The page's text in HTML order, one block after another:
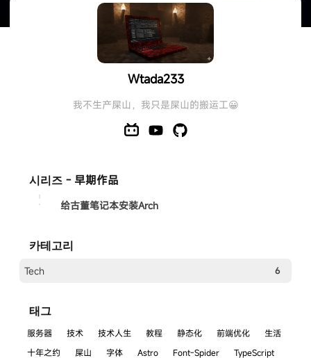
Wtada233's Blog
Wtada233
我不生产屎山，我只是屎山的搬运工😀
시리즈 - 早期作品
给古董笔记本安装Arch
카테고리
Tech 6
태그
服务器 技术 技术人生 教程 静态化 前端优化
生活
十年之约
屎山 字体 Astro Font-Spider TypeScript